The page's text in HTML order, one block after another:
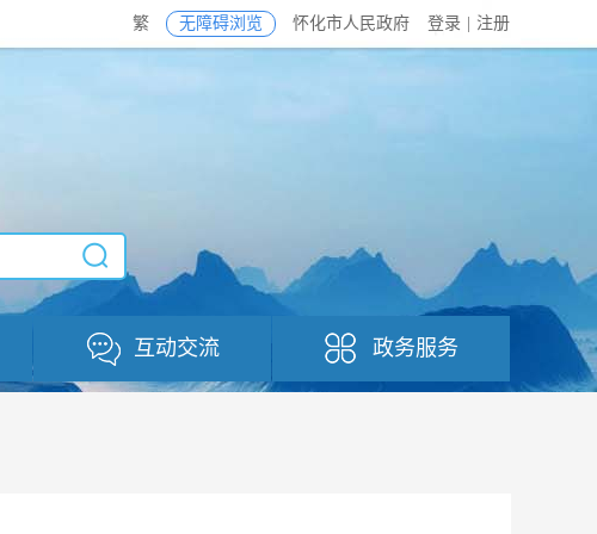
繁 无障碍浏览 怀化市人民政府 登录 注册
互动交流 政务服务